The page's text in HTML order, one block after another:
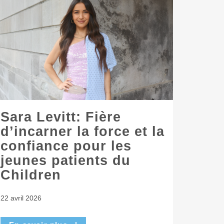
Sara Levitt: Fière
d’incarner la force et la
confiance pour les
jeunes patients du
Children
22 avril 2026